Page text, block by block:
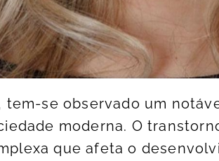
tem-se observado um
moderna. O
que afeta o